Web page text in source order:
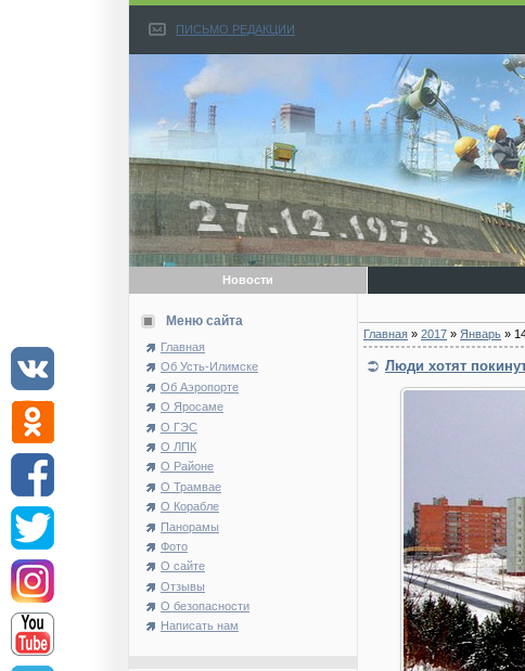
ПИСЬМО РЕДАКЦИИ
Новости
Меню сайта
Главная
Об Усть-Илимске
Об Аэропорте
О Яросаме
О ГЭС
О ЛПК
О Районе
О Трамвае
О Корабле
Панорамы
Фото
О сайте
Отзывы
О безопасности
Написать нам
Главная » 2017 » Январь »
Люди хотят